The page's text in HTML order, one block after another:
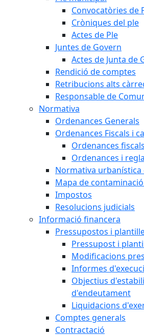
Convocatòries de
Cròniques del ple
Actes de Ple
Juntes de Govern
Actes de Junta de
Rendició de comptes
Retribucions alts
Responsable de
Normativa
Ordenances Generals
Ordenances Fiscals i
Ordenances fiscals
Ordenances i
Normativa urbanística
Mapa de
Impostos
Resolucions judicials
Informació financera
Pressupostos i
Pressupost i
Modificacions
Informes
Objectius
d'endeutament
Liquidacions
Comptes generals
Contractació